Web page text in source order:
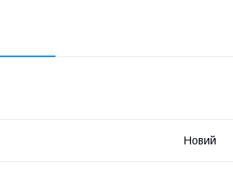
Новий